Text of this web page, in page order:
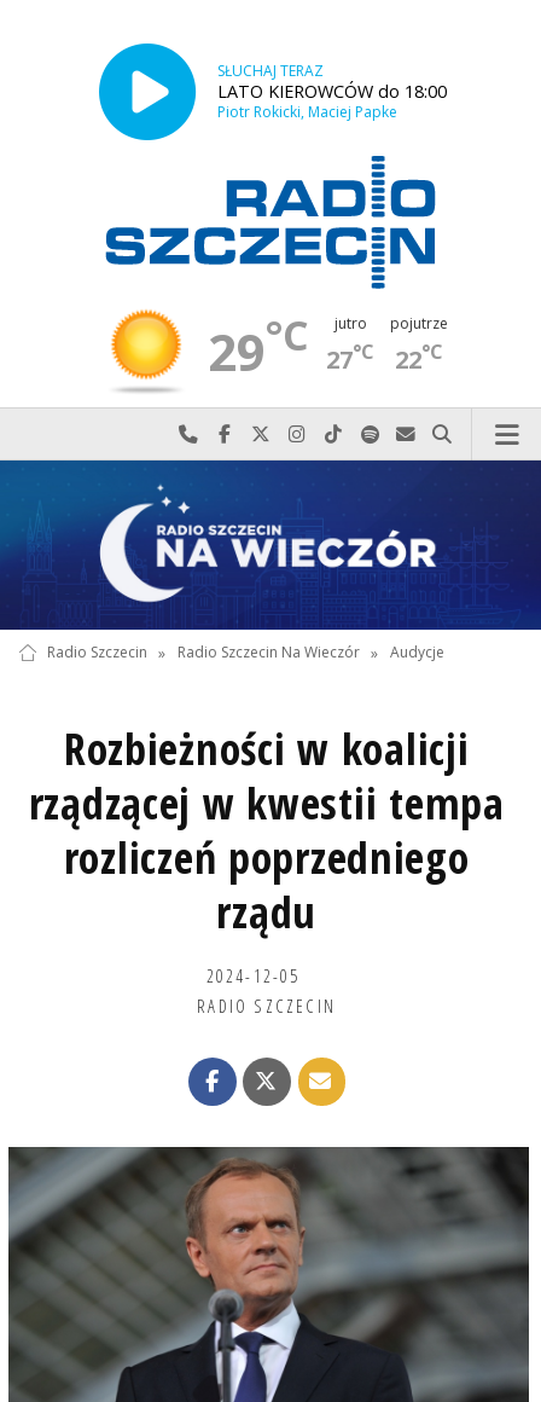
SŁUCHAJ TERAZ
LATO KIEROWCÓW do 18:00
Piotr Rokicki, Maciej Papke
29°C jutro
27°C
pojutrze
22°C
Najlepiej po prostu do nas zadzwoń
Odwiedź nas na Facebook-u
Odwiedź nas na X
Odwiedź nas na Instagram-ie
Odwiedź nas na TikTok-u
Szukaj nas na Spotify
Wyślij do nas
Szukaj
Radio Szczecin » Radio Szczecin Na Wieczór » Audycje
Rozbieżności w koalicji
rządzącej w kwestii tempa
rozliczeń poprzedniego
rządu
2024-12-05
RADIO SZCZECIN